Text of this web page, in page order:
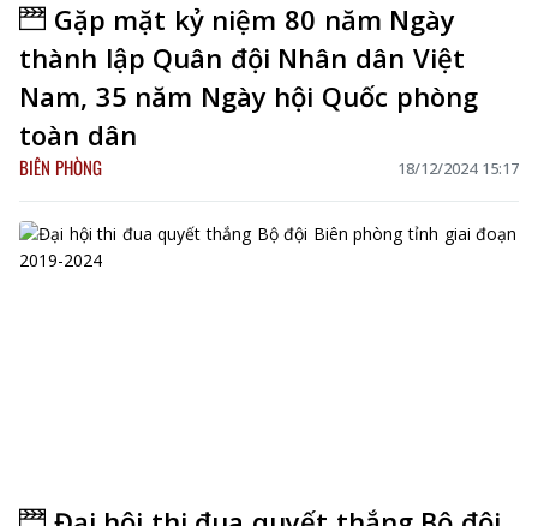
Gặp mặt kỷ niệm 80 năm Ngày
thành lập Quân đội Nhân dân Việt
Nam, 35 năm Ngày hội Quốc phòng
toàn dân
BIÊN PHÒNG 18/12/2024 15:17